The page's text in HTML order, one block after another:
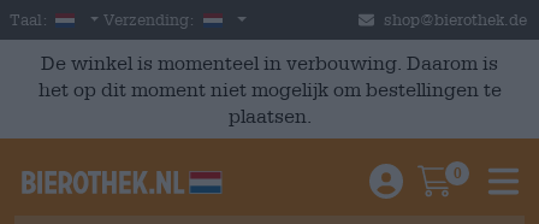
Skip to main content
Taal: Dutch
Verzending: Nederland shop@bierothek.de
De winkel is momenteel in verbouwing. Daarom is
het op dit moment niet mogelijk om bestellingen te
plaatsen.
Einloggen /
0